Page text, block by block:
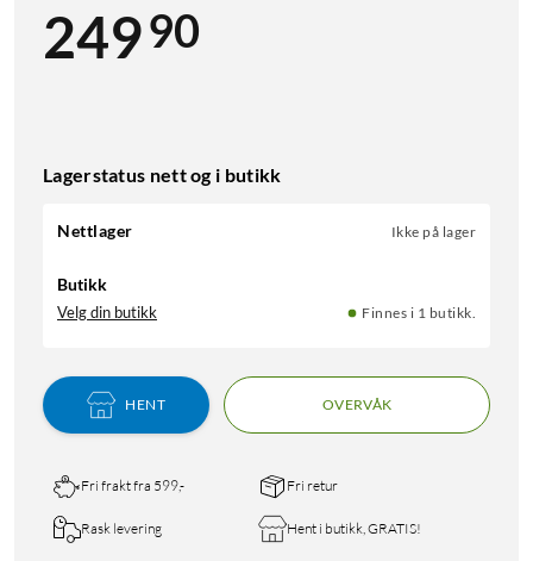
24990
Lagerstatus nett og i butikk
Nettlager Ikke på lager
Butikk
Velg din butikk Finnes i 1 butikk.
HENT OVERVÅK
Fri frakt fra 599,- Fri retur
Rask levering Hent i butikk, GRATIS!